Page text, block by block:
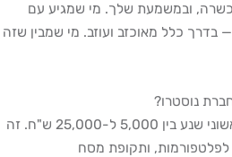
ובמשמעת שלך. מי שמגיע עם
בדרך כלל מאוכזב ועוזב. מי שמבין שזה
נוסטרו?
רוב החברות דורשות תשלום ראשוני שנע בין 5,000 ל-25,000 ש"ח. זה
ותקופת מסח